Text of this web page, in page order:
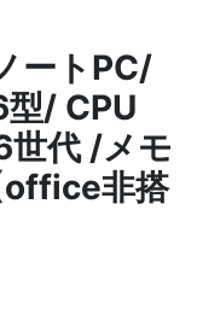
ートPC/
/ CPU
代 /メモ
office非搭